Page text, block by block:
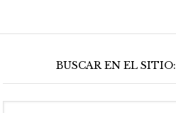
lateral
principal
BUSCAR EN EL SITIO: